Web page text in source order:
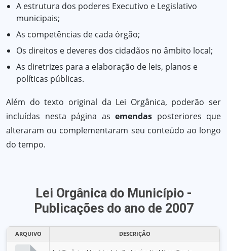
A estrutura dos poderes Executivo e Legislativo
municipais;
As competências de cada órgão;
Os direitos e deveres dos cidadãos no âmbito local;
As diretrizes para a elaboração de leis, planos e
políticas públicas.
Além do texto original da Lei Orgânica, poderão ser
incluídas nesta página as emendas posteriores que
alteraram ou complementaram seu conteúdo ao longo
do tempo.
Lei Orgânica do Município -
Publicações do ano de 2007
ARQUIVO DESCRIÇÃO